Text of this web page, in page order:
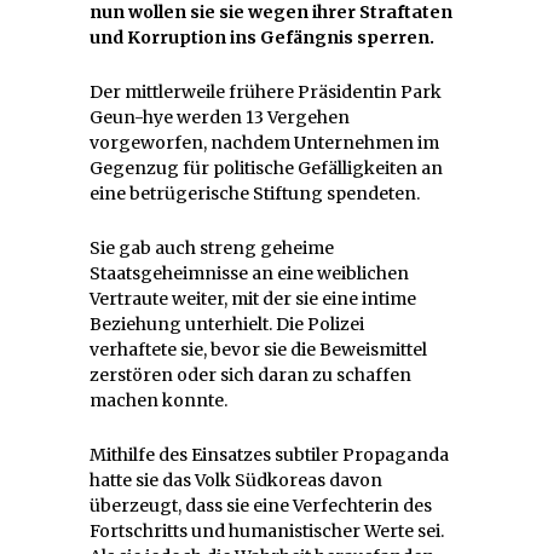
nun wollen sie sie wegen ihrer Straftaten
und Korruption ins Gefängnis sperren.
Der mittlerweile frühere Präsidentin Park
Geun-hye werden 13 Vergehen
vorgeworfen, nachdem Unternehmen im
Gegenzug für politische Gefälligkeiten an
eine betrügerische Stiftung spendeten.
Sie gab auch streng geheime
Staatsgeheimnisse an eine weiblichen
Vertraute weiter, mit der sie eine intime
Beziehung unterhielt. Die Polizei
verhaftete sie, bevor sie die Beweismittel
zerstören oder sich daran zu schaffen
machen konnte.
Mithilfe des Einsatzes subtiler Propaganda
hatte sie das Volk Südkoreas davon
überzeugt, dass sie eine Verfechterin des
Fortschritts und humanistischer Werte sei.